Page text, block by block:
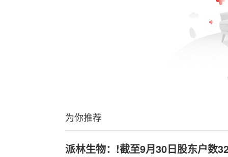
为你推荐
派林生物：!截至9月30日股东户数